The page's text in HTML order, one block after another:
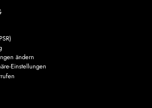
ändern
Einstellungen